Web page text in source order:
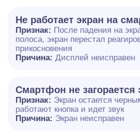
Не работает экран на
Признак: После падения на
полоса, экран перестал
прикосновения
Причина: Дисплей неисправен
Смартфон не загорается
Признак: Экран остается
работают кнопка и идет звук
Причина: Экран неисправен